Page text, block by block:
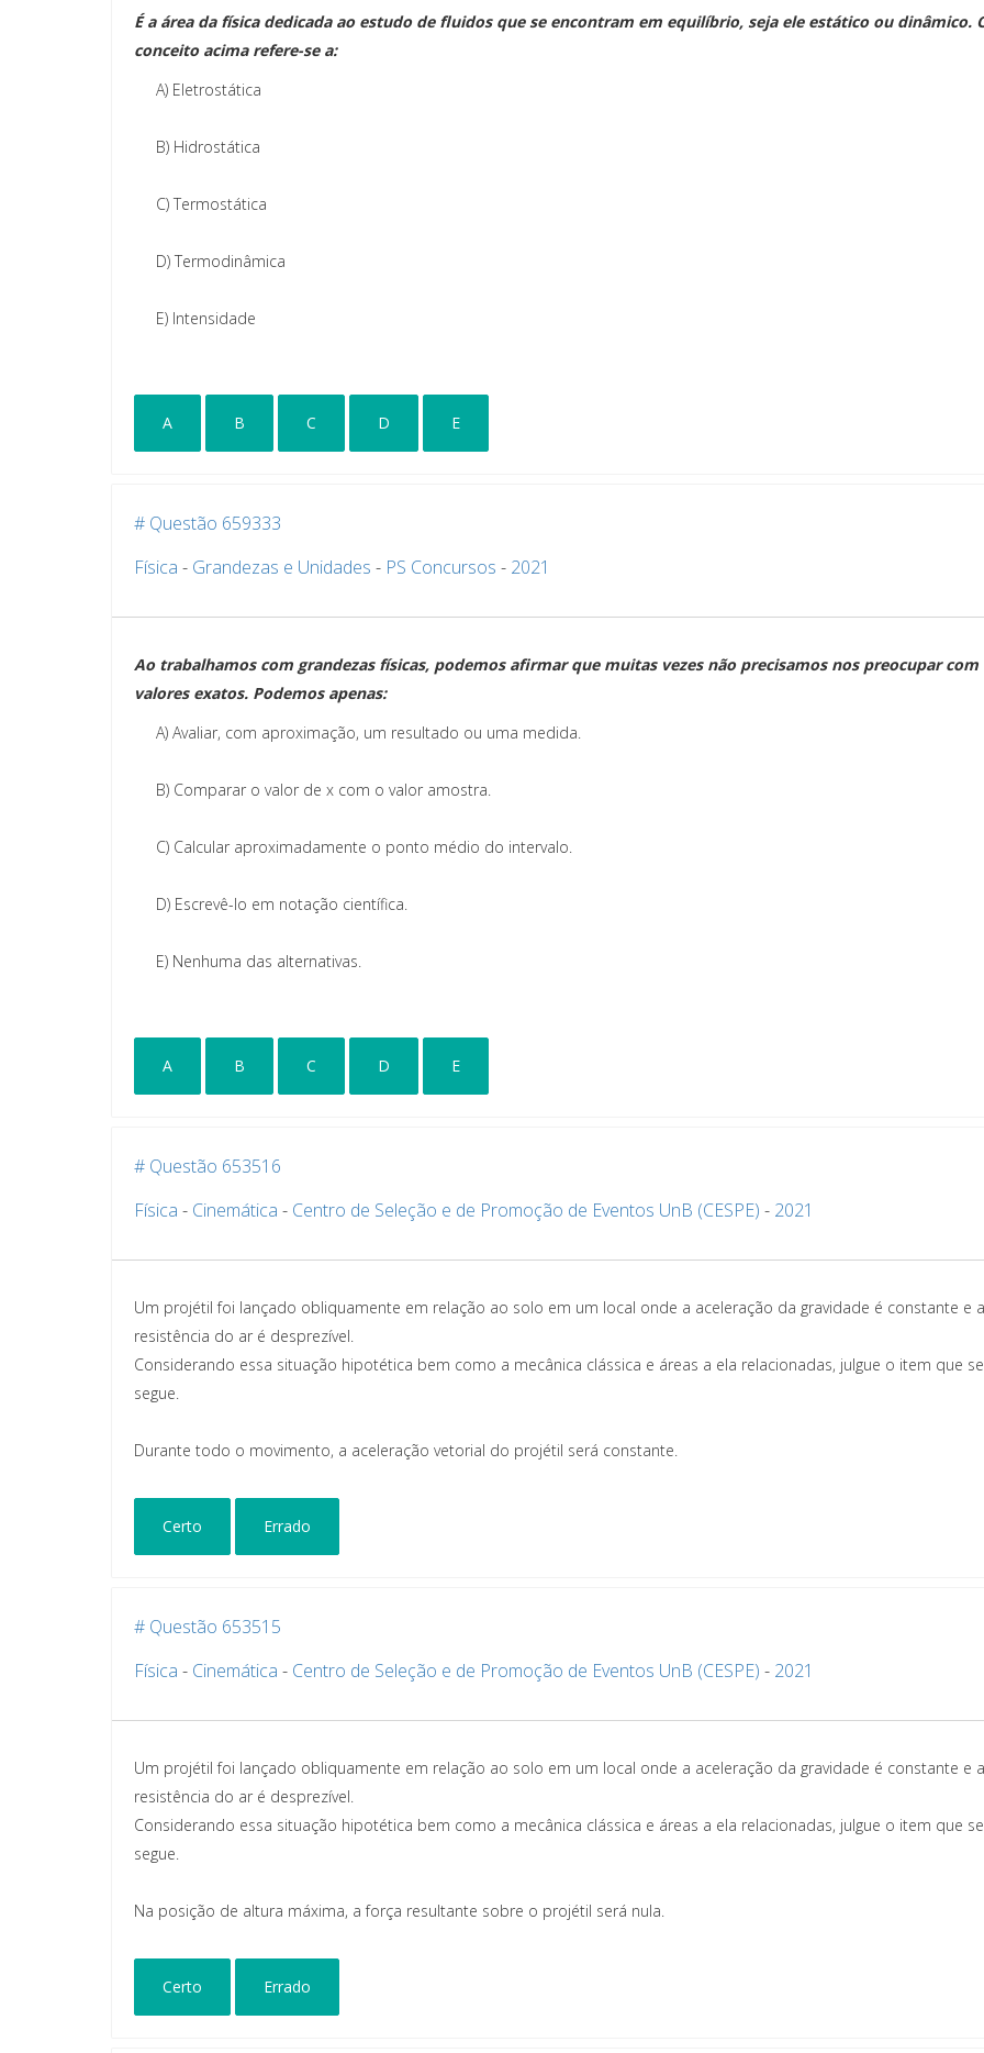
É a área da física dedicada ao estudo de fluidos que se encontram em equilíbrio, seja ele estático ou dinâmico.
conceito acima refere-se a:
A) Eletrostática
B) Hidrostática
C) Termostática
D) Termodinâmica
E) Intensidade
A B C D E
# Questão 659333
Física - Grandezas e Unidades - PS Concursos - 2021
Ao trabalhamos com grandezas físicas, podemos afirmar que muitas vezes não precisamos nos preocupar com
valores exatos. Podemos apenas:
A) Avaliar, com aproximação, um resultado ou uma medida.
B) Comparar o valor de x com o valor amostra.
C) Calcular aproximadamente o ponto médio do intervalo.
D) Escrevê-lo em notação científica.
E) Nenhuma das alternativas.
A B C D E
# Questão 653516
Física - Cinemática - Centro de Seleção e de Promoção de Eventos UnB (CESPE) - 2021
Um projétil foi lançado obliquamente em relação ao solo em um local onde a aceleração da gravidade é constante e a
resistência do ar é desprezível.
Considerando essa situação hipotética bem como a mecânica clássica e áreas a ela relacionadas, julgue o item que se
segue.
Durante todo o movimento, a aceleração vetorial do projétil será constante.
Certo Errado
# Questão 653515
Física - Cinemática - Centro de Seleção e de Promoção de Eventos UnB (CESPE) - 2021
Um projétil foi lançado obliquamente em relação ao solo em um local onde a aceleração da gravidade é constante e a
resistência do ar é desprezível.
Considerando essa situação hipotética bem como a mecânica clássica e áreas a ela relacionadas, julgue o item que se
segue.
Na posição de altura máxima, a força resultante sobre o projétil será nula.
Certo Errado